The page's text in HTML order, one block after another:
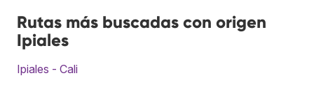
Rutas más buscadas con origen
Ipiales
Ipiales - Cali